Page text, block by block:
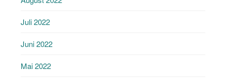
Juli 2022
Juni 2022
Mai 2022